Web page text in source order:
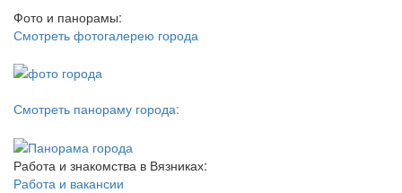
Фото и панорамы:
Смотреть фотогалерею города
Смотреть панораму города:
Работа и знакомства в Вязниках:
Работа и вакансии